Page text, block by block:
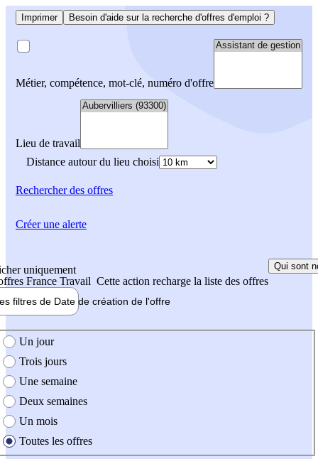
Imprimer Besoin d'aide sur la recherche d'offres d'emploi ?
Métier, compétence, mot-clé, numéro d'offre
Lieu de travail
Distance autour du lieu choisi
Rechercherdes offres
uniquement
France Travail Cette action recharge la liste des offres
Qui sont
filtres de Date de création de l'offre
création de l'offre
Un jour
Trois jours
Une semaine
Deux semaines
Un mois
Toutes les offres
Créer une alerte